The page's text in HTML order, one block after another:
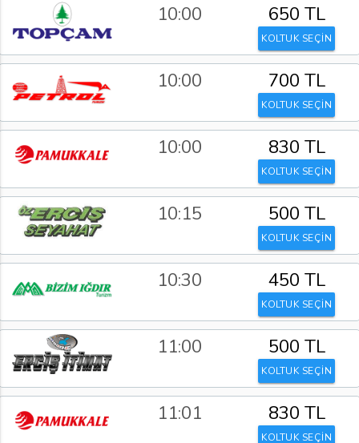
10:00 650 TL
KOLTUK SEÇİN
10:00 700 TL
KOLTUK SEÇİN
10:00 830 TL
KOLTUK SEÇİN
10:15 500 TL
KOLTUK SEÇİN
10:30 450 TL
KOLTUK SEÇİN
11:00 500 TL
KOLTUK SEÇİN
11:01 830 TL
KOLTUK SEÇİN